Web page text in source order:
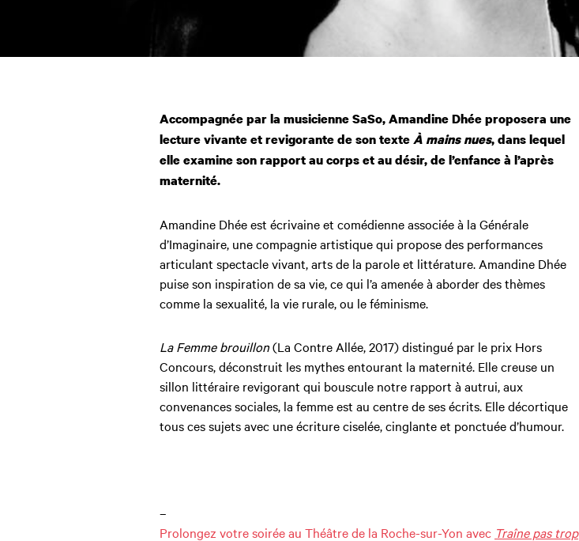
Accompagnée par la musicienne SaSo, Amandine Dhée proposera une
lecture vivante et revigorante de son texteÀ mains nues, dans lequel
elle examine son rapport au corps et au désir, de l’enfance à l’après
maternité.
Amandine Dhée est écrivaine et comédienne associée à la Générale
d’Imaginaire, une compagnie artistique qui propose des performances
articulant spectacle vivant, arts de la parole et littérature. Amandine Dhée
puise son inspiration de sa vie, ce qui l’a amenée à aborder des thèmes
comme la sexualité, la vie rurale, ou le féminisme.
La Femme brouillon(La Contre Allée, 2017) distingué par le prix Hors
Concours, déconstruit les mythes entourant la maternité. Elle creuse un
sillon littéraire revigorant qui bouscule notre rapport à autrui, aux
convenances sociales, la femme est au centre de ses écrits. Elle décortique
tous ces sujets avec une écriture ciselée, cinglante et ponctuée d’humour.
–
Prolongez votre soirée au Théâtre de la Roche-sur-Yon avec Traîne pas trop